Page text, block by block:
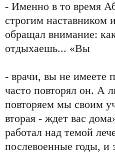
- Именно в то время
строгим наставником
обращал внимание:
отдыхаешь... «Вы
- врачи, вы не имеете
часто повторял он. А
повторяем мы своим
вторая - ждет вас
работал над темой
послевоенные годы, и